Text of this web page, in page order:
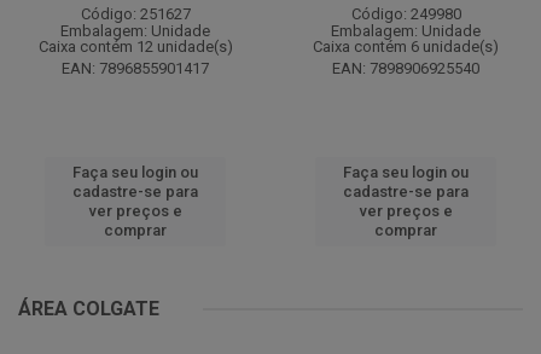
Código: 251627
Embalagem: Unidade
Caixa contém 12 unidade(s)
EAN: 7896855901417
Faça seu login ou
cadastre-se para
ver preços e
comprar
Código: 249980
Embalagem: Unidade
Caixa contém 6 unidade(s)
EAN: 7898906925540
Faça seu login ou
cadastre-se para
ver preços e
comprar
ÁREA COLGATE